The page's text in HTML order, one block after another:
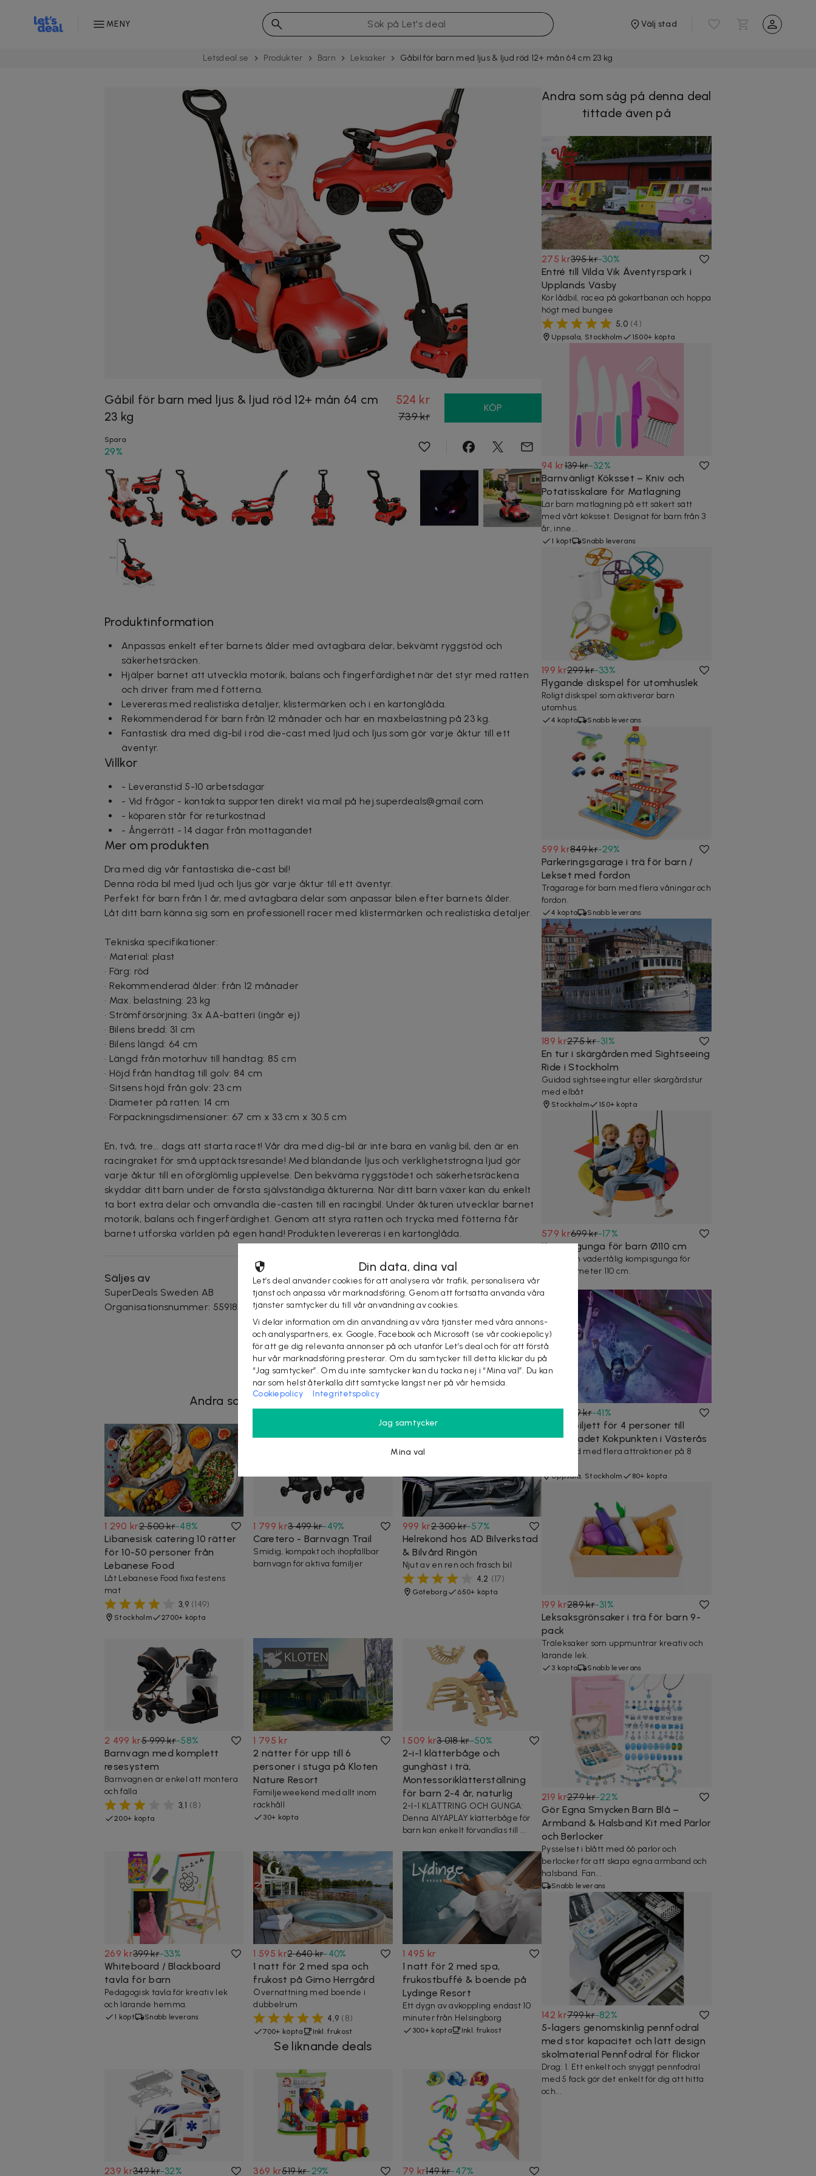
MENY Välj stad
Letsdeal.se Produkter Barn Leksaker Gåbil för barn med ljus & ljud röd 12+ mån 64 cm 23 kg
Gåbil för barn med ljus & ljud röd 12+ mån 64 cm
23 kg
524 kr
739 kr
KÖP
Spara
29%
Produktinformation
Anpassas enkelt efter barnets ålder med avtagbara delar, bekvämt ryggstöd och
säkerhetsräcken.
Hjälper barnet att utveckla motorik, balans och fingerfärdighet när det styr med ratten
och driver fram med fötterna.
Levereras med realistiska detaljer, klistermärken och i en kartonglåda.
Rekommenderad för barn från 12 månader och har en maxbelastning på 23 kg.
Fantastisk dra med dig-bil i röd die-cast med ljud och ljus som gör varje åktur till ett
äventyr.
Villkor
- Leveranstid 5-10 arbetsdagar
- Vid frågor - kontakta supporten direkt via mail på hej.superdeals@gmail.com
- köparen står för returkostnad
- Ångerrätt - 14 dagar från mottagandet
Mer om produkten
Dra med dig vår fantastiska die-cast bil!
Denna röda bil med ljud och ljus gör varje åktur till ett äventyr.
Perfekt för barn från 1 år, med avtagbara delar som anpassar bilen efter barnets ålder.
Låt ditt barn känna sig som en professionell racer med klistermärken och realistiska detaljer.
Tekniska specifikationer:
• Material: plast
• Färg: röd
• Rekommenderad ålder: från 12 månader
• Max. belastning: 23 kg
• Strömförsörjning: 3x AA-batteri (ingår ej)
• Bilens bredd: 31 cm
• Bilens längd: 64 cm
• Längd från motorhuv till handtag: 85 cm
• Höjd från handtag till golv: 84 cm
• Sitsens höjd från golv: 23 cm
• Diameter på ratten: 14 cm
• Förpackningsdimensioner: 67 cm x 33 cm x 30.5 cm
En, två, tre... dags att starta racet! Vår dra med dig-bil är inte bara en vanlig bil, den är en
racingraket för små upptäcktsresande! Med bländande ljus och verklighetstrogna ljud gör
varje åktur till en oförglömlig upplevelse. Den bekväma ryggstödet och säkerhetsräckena
skyddar ditt barn under de första självständiga åkturerna. När ditt barn växer kan du enkelt
ta bort extra delar och omvandla die-casten till en racingbil. Under åkturen utvecklar barnet
motorik, balans och fingerfärdighet. Genom att styra ratten och trycka med fötterna får
barnet utforska världen på egen hand! Produkten levereras i en kartonglåda.
Säljes av
SuperDeals Sweden AB
Organisationsnummer: 559185-1901
KÖP
Andra som kollat på dealen ovan tittar även på
1 290 kr2 500 kr-48%
Libanesisk catering 10 rätter
för 10-50 personer från
Lebanese Food
Låt Lebanese Food fixa festens
mat
3,9 (149)
Stockholm 2700+ köpta
1 799 kr3 499 kr-49%
Caretero - Barnvagn Trail
Smidig, kompakt och ihopfällbar
barnvagn för aktiva familjer
999 kr2 300 kr-57%
Helrekond hos AD Bilverkstad
& Bilvård Ringön
Njut av en ren och fräsch bil
4,2 (17)
Göteborg 650+ köpta
2 499 kr5 999 kr-58%
Barnvagn med komplett
resesystem
Barnvagnen är enkel att montera
och fälla
3,1 (8)
200+ köpta
1 795 kr
2 nätter för upp till 6
personer i stuga på Kloten
Nature Resort
Familjeweekend med allt inom
räckhåll
30+ köpta
1 509 kr3 018 kr-50%
2-i-1 klätterbåge och
gunghäst i trä,
Montessoriklätterställning
för barn 2-4 år, naturlig
2-I-1 KLÄTTRING OCH GUNGA:
Denna AIYAPLAY klätterbåge för
barn kan enkelt förvandlas till ...
269 kr399 kr-33%
Whiteboard / Blackboard
tavla för barn
Pedagogisk tavla för kreativ lek
och lärande hemma.
1 köpt Snabb leverans
1 595 kr2 640 kr-40%
1 natt för 2 med spa och
frukost på Gimo Herrgård
Övernattning med boende i
dubbelrum
4,9 (8)
700+ köpta Inkl. frukost
1 495 kr
1 natt för 2 med spa,
frukostbuffé & boende på
Lydinge Resort
Ett dygn av avkoppling endast 10
minuter från Helsingborg
300+ köpta Inkl. frukost
Se liknande deals
239 kr349 kr-32% 369 kr519 kr-29% 79 kr149 kr-47%
Andra som såg på denna deal
tittade även på
275 kr395 kr-30%
Entré till Vilda Vik Äventyrspark i
Upplands Väsby
Kör lådbil, racea på gokartbanan och hoppa
högt med bungee
5,0 (4)
Uppsala, Stockholm 1500+ köpta
94 kr139 kr-32%
Barnvänligt Köksset – Kniv och
Potatisskalare för Matlagning
Lär barn matlagning på ett säkert sätt
med vårt köksset. Designat för barn från 3
år, inne...
1 köpt Snabb leverans
199 kr299 kr-33%
Flygande diskspel för utomhuslek
Roligt diskspel som aktiverar barn
utomhus.
4 köpta Snabb leverans
599 kr849 kr-29%
Parkeringsgarage i trä för barn /
Lekset med fordon
Trägarage för barn med flera våningar och
fordon.
4 köpta Snabb leverans
189 kr275 kr-31%
En tur i skärgården med Sightseeing
Ride i Stockholm
Guidad sightseeingtur eller skärgårdstur
med elbåt
Stockholm 150+ köpta
579 kr699 kr-17%
Kompisgunga för barn Ø110 cm
Stabil och vädertålig kompisgunga för
barn, diameter 110 cm.
129 kr 219 kr-41%
Familjebiljett för 4 personer till
actionbadet Kokpunkten i Västerås
Actionbad med flera attraktioner på 8
Uppsala, Stockholm 80+ köpta
199 kr289 kr-31%
Leksaksgrönsaker i trä för barn 9-
pack
Träleksaker som uppmuntrar kreativ och
lärande lek.
3 köpta Snabb leverans
219 kr279 kr-22%
Gör Egna Smycken Barn Blå –
Armband & Halsband Kit med Pärlor
och Berlocker
Pysselset i blått med 66 pärlor och
berlocker för att skapa egna armband och
halsband. Fan...
Snabb leverans
142 kr799 kr-82%
5-lagers genomskinlig pennfodral
med stor kapacitet och lätt design
skolmaterial Pennfodral för flickor
Drag: 1. Ett enkelt och snyggt pennfodral
med 5 fack gör det enkelt för dig att hitta
och...
Din data, dina val
Let’s deal använder cookies för att analysera vår trafik, personalisera vår
tjänst och anpassa vår marknadsföring. Genom att fortsätta använda våra
tjänster samtycker du till vår användning av cookies.
Vi delar information om din användning av våra tjänster med våra annons-
och analyspartners, ex. Google, Facebook och Microsoft (se vår cookiepolicy)
för att ge dig relevanta annonser på och utanför Let’s deal och för att förstå
hur vår marknadsföring presterar. Om du samtycker till detta klickar du på
“Jag samtycker”. Om du inte samtycker kan du tacka nej i “Mina val”. Du kan
när som helst återkalla ditt samtycke längst ner på vår hemsida.
Cookiepolicy
Integritetspolicy
Jag samtycker
Mina val